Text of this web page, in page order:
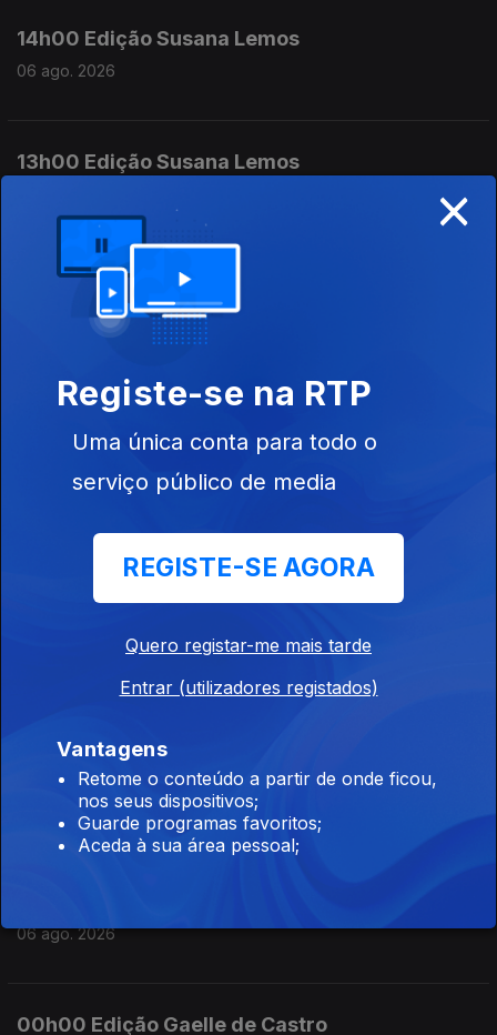
14h00 Edição Susana Lemos
06 ago. 2026
13h00 Edição Susana Lemos
12h00 Edição Susana Lemos
06 ago. 2026
11h00 Edição Susana Lemos
06 ago. 2026
10h00 Edição Germano Campos
09h00 Edição Germano Campos
08h00 Ediçao Germano Campos
06 ago. 2026
06 ago. 2026
00h00 Edição Gaelle de Castro
×
Registe-se na RTP
Uma única conta para todo o
serviço público de media
REGISTE-SE AGORA
Quero registar-me mais tarde
Entrar (utilizadores registados)
Vantagens
Retome o conteúdo a partir de onde ficou,
nos seus dispositivos;
Guarde programas favoritos;
Aceda à sua área pessoal;